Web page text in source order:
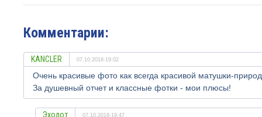
Комментарии:
KANCLER 07.10.2018-19:02
Очень красивые фото как всегда красивой матушки-
За душевный отчет и классные фотки - мои плюсы!
Эхолот 07.10.2018-19:47